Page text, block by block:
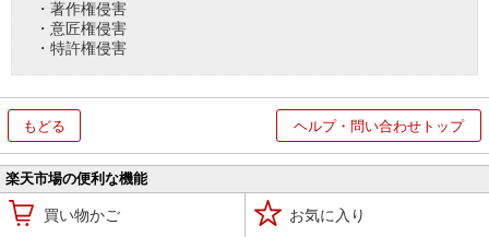
・著作権侵害
・意匠権侵害
・特許権侵害
もどる ヘルプ・問い合わせトップ
楽天市場の便利な機能
買い物かご お気に入り